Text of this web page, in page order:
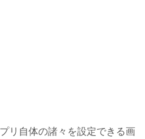
リ自体の諸々を設定できる画